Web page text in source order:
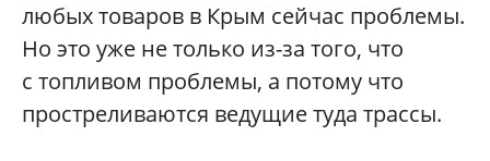
любых товаров в Крым сейчас проблемы.
Но это уже не только из-за того, что
с топливом проблемы, а потому что
простреливаются ведущие туда трассы.